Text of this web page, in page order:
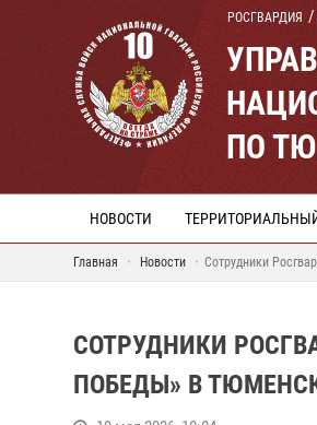
РОСГВАРДИЯ
ПО
НОВОСТИ
Главная Новости Сотрудники
СОТРУДНИКИ
ПОБЕДЫ» В